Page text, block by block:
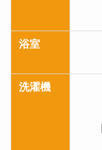
浴室
洗濯機